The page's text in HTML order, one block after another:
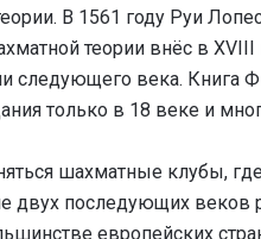
В 1561 году Руи
теории внёс в
следующего века. Книга
только в 18 веке и
шахматные клубы,
двух последующих
европейских